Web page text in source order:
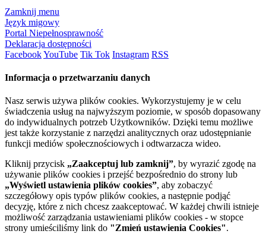
Zamknij menu
Język migowy
Portal Niepełnosprawność
Deklaracja dostępności
FacebookYouTube Tik Tok Instagram RSS
Informacja o przetwarzaniu danych
Nasz serwis używa plików cookies. Wykorzystujemy je w celu
świadczenia usług na najwyższym poziomie, w sposób dopasowany
do indywidualnych potrzeb Użytkowników. Dzięki temu możliwe
jest także korzystanie z narzędzi analitycznych oraz udostępnianie
funkcji mediów społecznościowych i odtwarzacza wideo.
Kliknij przycisk „Zaakceptuj lub zamknij”, by wyrazić zgodę na
używanie plików cookies i przejść bezpośrednio do strony lub
„Wyświetl ustawienia plików cookies”, aby zobaczyć
szczegółowy opis typów plików cookies, a następnie podjąć
decyzję, które z nich chcesz zaakceptować. W każdej chwili istnieje
możliwość zarządzania ustawieniami plików cookies - w stopce
strony umieściliśmy link do "Zmień ustawienia Cookies".